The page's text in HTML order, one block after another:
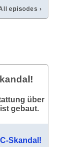
episodes ›
über
gebaut.
Skandal!